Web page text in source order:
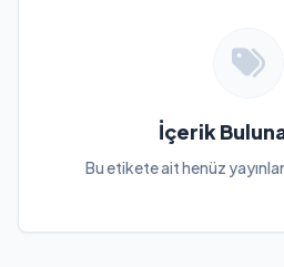
İçerik
Bu etikete ait henüz